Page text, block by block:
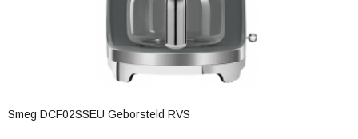
Smeg DCF02SSEU Geborsteld RVS